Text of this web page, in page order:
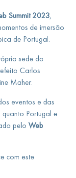
Summit 2023,
de imersão
de Portugal.
sede do
Carlos
Maher.
eventos e das
quanto Portugal e
pelo Web
com este